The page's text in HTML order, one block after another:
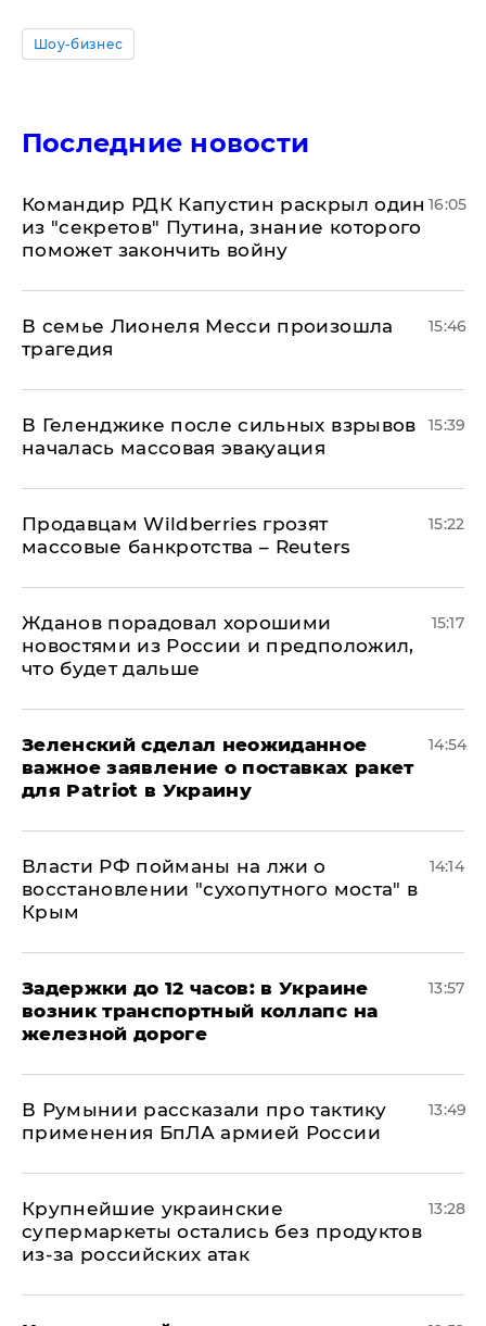
Шоу-бизнес
Последние новости
Командир РДК Капустин раскрыл один
из "секретов" Путина, знание которого
поможет закончить войну
16:05
В семье Лионеля Месси произошла
трагедия
15:46
В Геленджике после сильных взрывов
началась массовая эвакуация
15:39
Продавцам Wildberries грозят
массовые банкротства – Reuters
15:22
Жданов порадовал хорошими
новостями из России и предположил,
что будет дальше
15:17
Зеленский сделал неожиданное
важное заявление о поставках ракет
для Patriot в Украину
14:54
Власти РФ пойманы на лжи о
восстановлении "сухопутного моста" в
Крым
14:14
Задержки до 12 часов: в Украине
возник транспортный коллапс на
железной дороге
13:57
В Румынии рассказали про тактику
применения БпЛА армией России
13:49
Крупнейшие украинские
супермаркеты остались без продуктов
из-за российских атак
13:28